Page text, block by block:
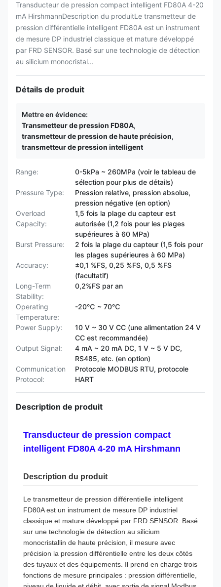
Transducteur de pression compact intelligent FD80A 4-20
mA HirshmannDescription du produitLe transmetteur de
pression différentielle intelligent FD80A est un instrument
de mesure DP industriel classique et mature développé
par FRD SENSOR. Basé sur une technologie de détection
au silicium monocristal...
Détails de produit
Mettre en évidence:
Transmetteur de pression FD80A,
transmetteur de pression de haute précision,
transmetteur de pression intelligent
Range:
0-5kPa ~ 260MPa (voir le tableau de
sélection pour plus de détails)
Pressure Type:
Pression relative, pression absolue,
pression négative (en option)
Overload
Capacity:
1,5 fois la plage du capteur est
autorisée (1,2 fois pour les plages
supérieures à 60 MPa)
Burst Pressure:
2 fois la plage du capteur (1,5 fois pour
les plages supérieures à 60 MPa)
Accuracy:
±0,1 %FS, 0,25 %FS, 0,5 %FS
(facultatif)
Long-Term
Stability:
0,2%FS par an
Operating
Temperature:
-20℃ ~ 70℃
Power Supply:
10 V ~ 30 V CC (une alimentation 24 V
CC est recommandée)
Output Signal:
4 mA ~ 20 mA DC, 1 V ~ 5 V DC,
RS485, etc. (en option)
Communication
Protocol:
Protocole MODBUS RTU, protocole
HART
Description de produit
Transducteur de pression compact
intelligent FD80A 4-20 mA Hirshmann
Description du produit
Le transmetteur de pression différentielle intelligent
FD80A est un instrument de mesure DP industriel
classique et mature développé par FRD SENSOR. Basé
sur une technologie de détection au silicium
monocristallin de haute précision, il mesure avec
précision la pression différentielle entre les deux côtés
des tuyaux et des équipements. Il prend en charge trois
fonctions de mesure principales : pression différentielle,